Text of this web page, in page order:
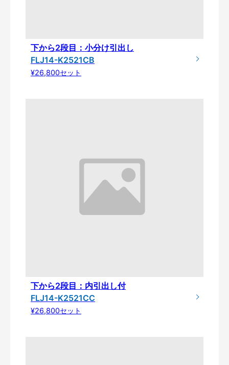
下から2段目：小分け引出し
FLJ14-K2521CB
¥26,800セット
下から2段目：内引出し付
FLJ14-K2521CC
¥26,800セット